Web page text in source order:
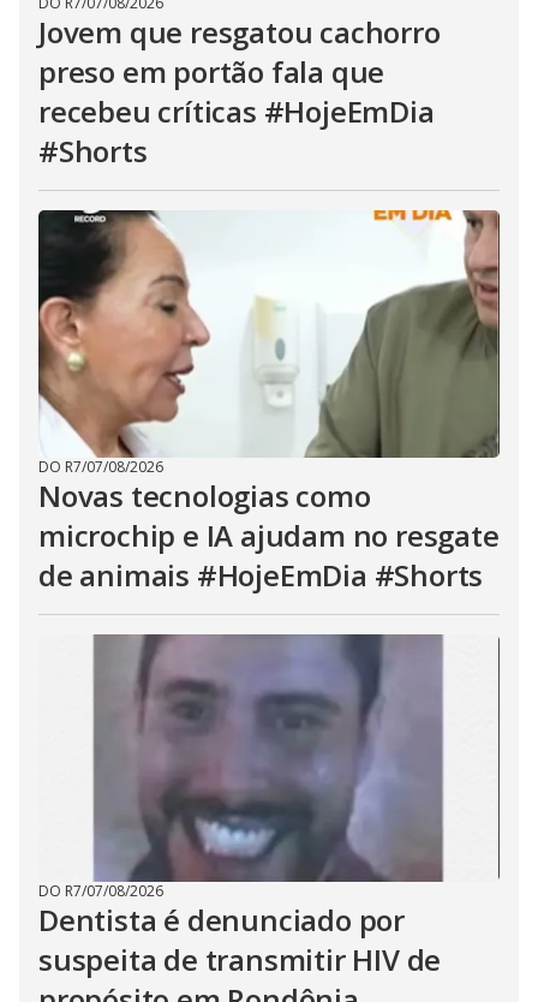
Jovem que resgatou cachorro
preso em portão fala que
recebeu críticas #HojeEmDia
#Shorts
DO R7/07/08/2026
Novas tecnologias como
microchip e IA ajudam no resgate
de animais #HojeEmDia #Shorts
DO R7/07/08/2026
Dentista é denunciado por
suspeita de transmitir HIV de